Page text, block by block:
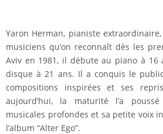
Yaron Herman, pianiste
musiciens qu’on reconnaît dès les
Aviv en 1981, il débute au piano à
disque à 21 ans. Il a conquis le
compositions inspirées et ses
aujourd’hui, la maturité l’a
musicales profondes et sa petite voix
l’album “Alter Ego”.